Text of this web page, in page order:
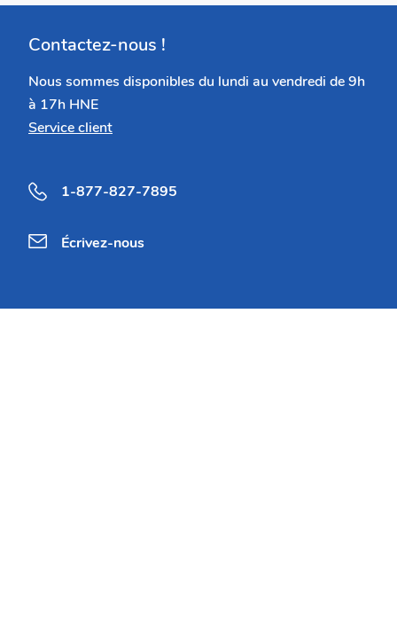
Contactez-nous !
Nous sommes disponibles du lundi au vendredi de 9h
à 17h HNE
Service client
1-877-827-7895
Écrivez-nous